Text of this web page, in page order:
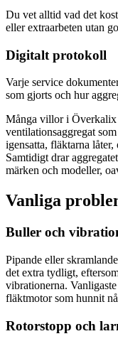
Du vet alltid vad det
eller extraarbeten utan
Digitalt protokoll
Varje service
som gjorts och hur
Många villor i Överkalix
ventilationsaggregat
igensatta, fläktarna
Samtidigt drar
märken och modeller,
Vanliga
Buller och
Pipande eller
det extra tydligt,
vibrationerna.
fläktmotor som hunnit
Rotorstopp och